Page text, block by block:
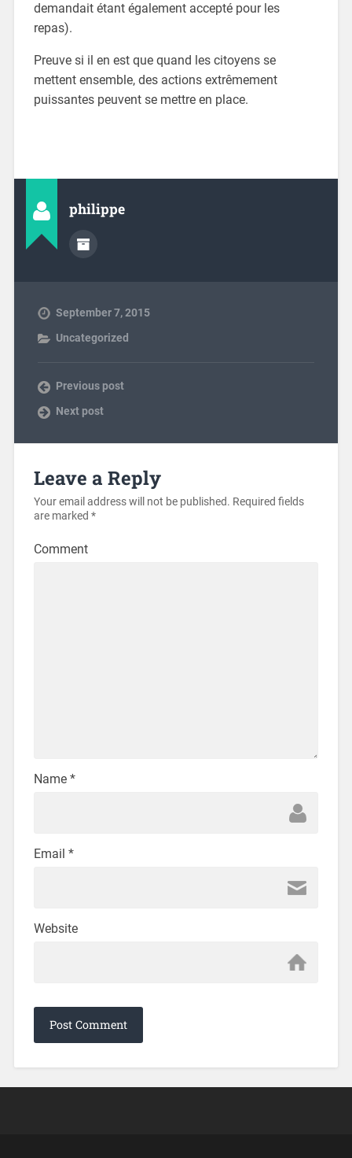
demandait étant également accepté pour les
repas).
Preuve si il en est que quand les citoyens se
mettent ensemble, des actions extrêmement
puissantes peuvent se mettre en place.
philippe
September 7, 2015
Uncategorized
Previous post
Next post
Leave a Reply
Your email address will not be published. Required fields
are marked *
Comment
Name *
Email *
Website